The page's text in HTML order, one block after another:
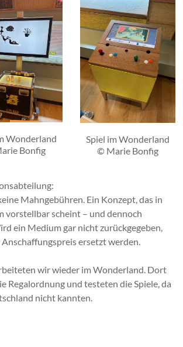
Spiel im Wonderland
© Marie Bonfig
Wonderland
Bonfig
Mahngebühren. Ein Konzept, das in
vorstellbar scheint – und dennoch
ein Medium gar nicht zurückgegeben,
ersetzt werden.
wir wieder im Wonderland. Dort
Regalordnung und testeten die Spiele, da
nicht kannten.